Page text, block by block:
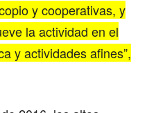
y cooperativas, y
la actividad en el
y actividades afines”,